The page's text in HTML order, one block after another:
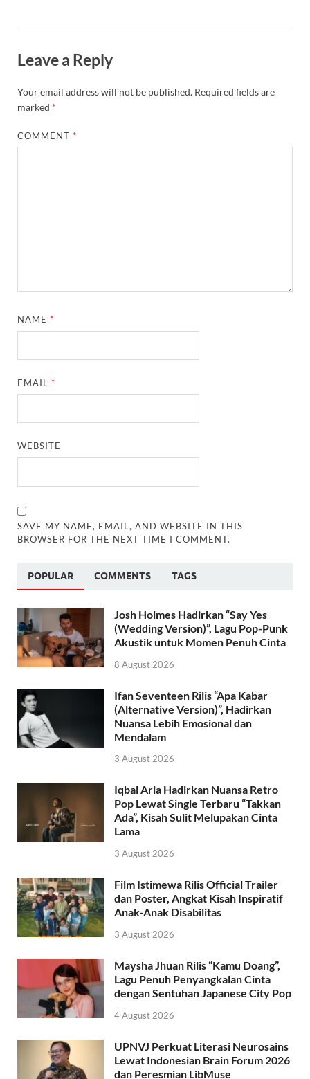
Leave a Reply
Your email address will not be published. Required fields are
marked *
COMMENT*
NAME*
EMAIL*
WEBSITE
SAVE MY NAME, EMAIL, AND WEBSITE IN THIS
BROWSER FOR THE NEXT TIME I COMMENT.
POPULAR COMMENTS TAGS
Josh Holmes Hadirkan “Say Yes
(Wedding Version)”, Lagu Pop-Punk
Akustik untuk Momen Penuh Cinta
8 August 2026
Ifan Seventeen Rilis “Apa Kabar
(Alternative Version)”, Hadirkan
Nuansa Lebih Emosional dan
Mendalam
3 August 2026
Iqbal Aria Hadirkan Nuansa Retro
Pop Lewat Single Terbaru “Takkan
Ada”, Kisah Sulit Melupakan Cinta
Lama
3 August 2026
Film Istimewa Rilis Official Trailer
dan Poster, Angkat Kisah Inspiratif
Anak-Anak Disabilitas
3 August 2026
Maysha Jhuan Rilis “Kamu Doang”,
Lagu Penuh Penyangkalan Cinta
dengan Sentuhan Japanese City Pop
4 August 2026
UPNVJ Perkuat Literasi Neurosains
Lewat Indonesian Brain Forum 2026
dan Peresmian LibMuse